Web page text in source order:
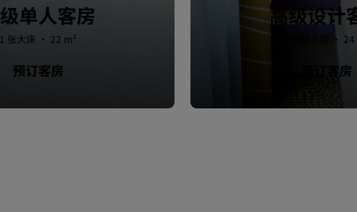
单人客房
1 张大床 · 22 m²
预订客房
高级设计
1 张特大床 ·
预订客房